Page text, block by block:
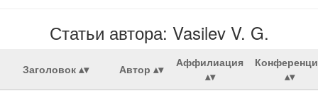
Статьи автора: Vasilev V. G.
Заголовок Автор Аффилиация